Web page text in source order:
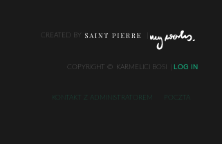
CREATED BY
COPYRIGHT © KARMELICI BOSI LOG IN
KONTAKT Z ADMINISTRATOREM POCZTA